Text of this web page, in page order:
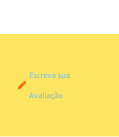
Escreva sua
Avaliação